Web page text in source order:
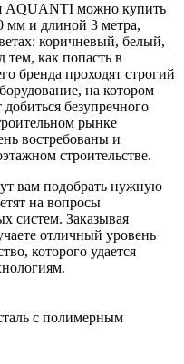
AQUANTI можно купить
мм и длиной 3 метра,
коричневый, белый,
как попасть в
бренда проходят строгий
на котором
безупречного
рынке
востребованы и
строительстве.
вам подобрать нужную
на вопросы
систем. Заказывая
отличный уровень
которого удается
с полимерным